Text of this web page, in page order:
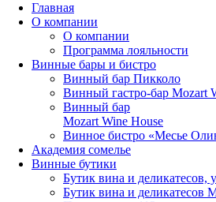
Главная
О компании
О компании
Программа лояльности
Винные бары и бистро
Винный бар Пикколо
Винный гастро-бар Mozart
Винный бар
Mozart Wine House
Винное бистро «Месье
Академия сомелье
Винные бутики
Бутик вина и деликатесов,
Бутик вина и деликатесов